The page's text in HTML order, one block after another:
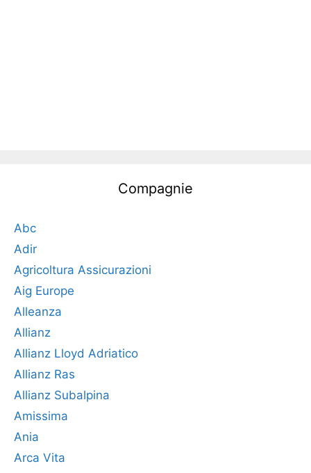
Compagnie
Abc
Adir
Agricoltura Assicurazioni
Aig Europe
Alleanza
Allianz
Allianz Lloyd Adriatico
Allianz Ras
Allianz Subalpina
Amissima
Ania
Arca Vita